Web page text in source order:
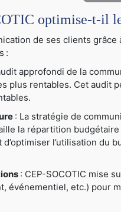
optimise-t-il
de ses clients
:
approfondi de la
plus rentables. Cet
: La stratégie de
la répartition
l’utilisation
: CEP-SOCOTIC mise
événementiel, etc.) pour